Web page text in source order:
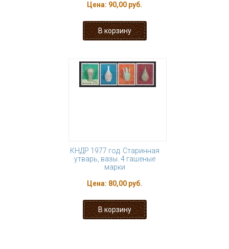
Цена: 90,00 руб.
КНДР 1977 год. Старинная
утварь, вазы. 4 гашеные
марки
Цена: 80,00 руб.